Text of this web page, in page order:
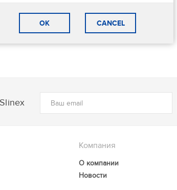
OK CANCEL
Компания
О компании
Новости